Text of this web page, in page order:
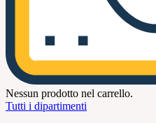
Nessun prodotto nel carrello.
Tutti i dipartimenti